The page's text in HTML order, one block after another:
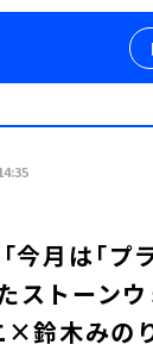
今月は「プ
ストーン
×鈴木み